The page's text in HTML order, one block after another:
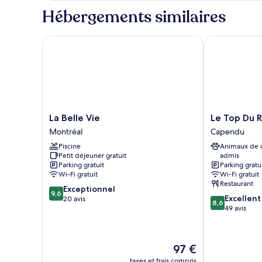
grand
(Village
type
de
Chambre
(Village
View)
Hébergements similaires
La
Belle
Vie
Montréal
La Belle Vie
Montréal
Piscine
Petit déjeuner gratuit
Parking gratuit
Wi-Fi gratuit
9.6
sur
9,6 Exceptionnel
20 avis
Le
nouveau
97 €
La Belle Vie
Le
Top
Du
Roulier
Capendu
Le Top Du
Capendu
Animaux de
admis
Parking
Wi-Fi gratuit
Restaurant
8.6
sur
8,6 Excellent
49 avis
Le Top Du